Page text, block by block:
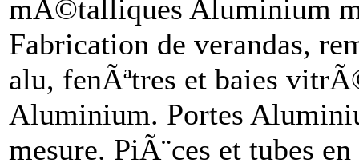
mÃ©talliques Aluminium
Fabrication de verandas,
alu, fenÃªtres et baies
Aluminium. Portes
mesure. PiÃ¨ces et tubes